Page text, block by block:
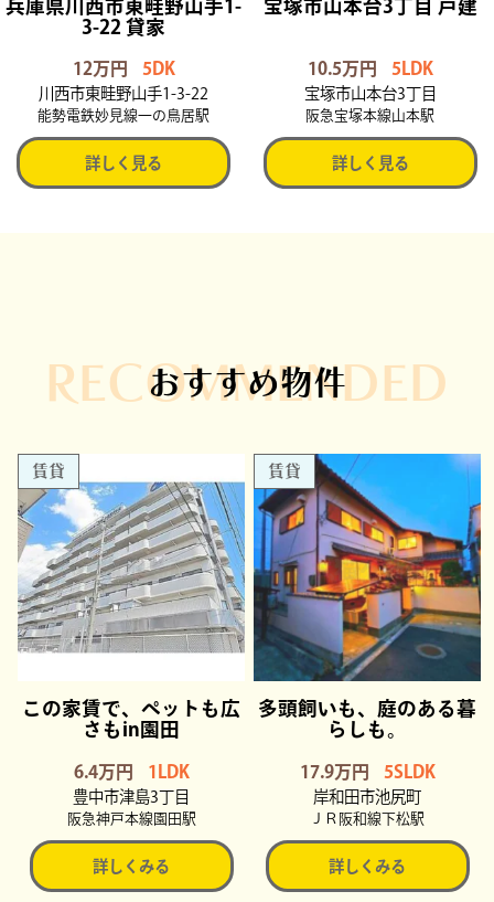
兵庫県川西市東畦野山手1-
3-22 貸家
12万円 5DK
川西市東畦野山手1-3-22
能勢電鉄妙見線一の鳥居駅
詳しく見る
宝塚市山本台3丁目 戸建
10.5万円 5LDK
宝塚市山本台3丁目
阪急宝塚本線山本駅
詳しく見る
RECOMMENDED
おすすめ物件
賃貸
この家賃で、ペットも広
さもin園田
6.4万円 1LDK
豊中市津島3丁目
阪急神戸本線園田駅
詳しくみる
賃貸
多頭飼いも、庭のある暮
らしも。
17.9万円 5SLDK
岸和田市池尻町
ＪＲ阪和線下松駅
詳しくみる